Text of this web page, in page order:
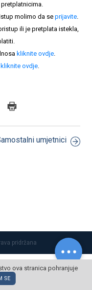
molimo da se prijavite.
ili je pretplata istekla,
kliknite ovdje.
kliknite ovdje.
umjetnici
pridržana
ova stranica pohranjuje
SE